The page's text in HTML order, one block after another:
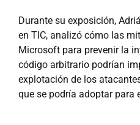
Durante su exposición,
en TIC, analizó cómo las
Microsoft para prevenir la
código arbitrario podrían
explotación de los
que se podría adoptar para